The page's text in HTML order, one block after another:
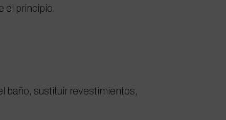
el principio.
baño, sustituir revestimientos,